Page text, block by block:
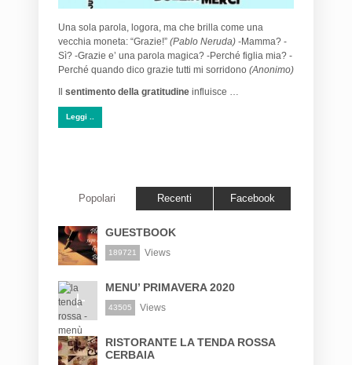
Una sola parola, logora, ma che brilla come una
vecchia moneta: “Grazie!” (Pablo Neruda) -Mamma? -
Sì? -Grazie e’ una parola magica? -Perché figlia mia? -
Perché quando dico grazie tutti mi sorridono (Anonimo)
sentimento della gratitudine influisce …
Leggi ..
Popolari Recenti Facebook
GUESTBOOK
189721 Views
MENU’ PRIMAVERA 2020
43505 Views
RISTORANTE LA TENDA ROSSA
CERBAIA